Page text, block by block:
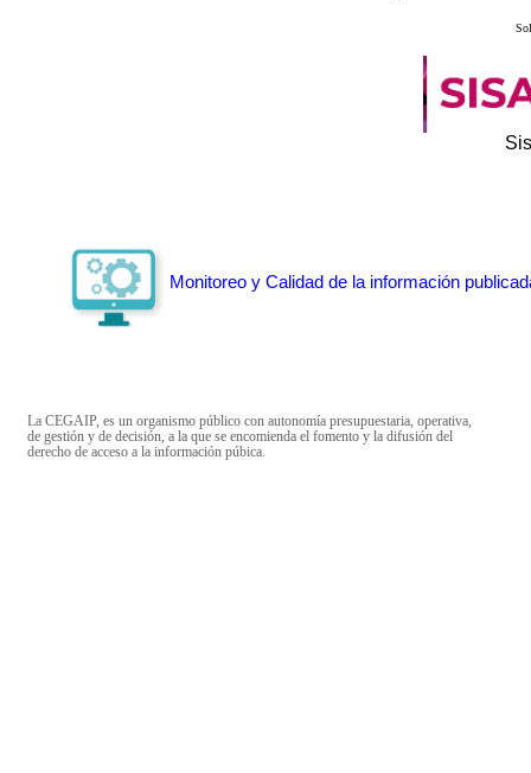
Monitoreo y Calidad de la información
La CEGAIP, es un organismo público con autonomía presupuestaria, operativa,
de gestión y de decisión, a la que se encomienda el fomento y la difusión del
derecho de acceso a la información púbica.